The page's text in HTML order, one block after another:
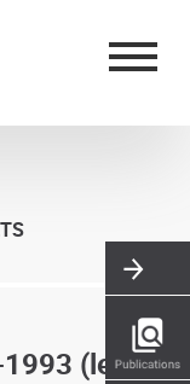
(les